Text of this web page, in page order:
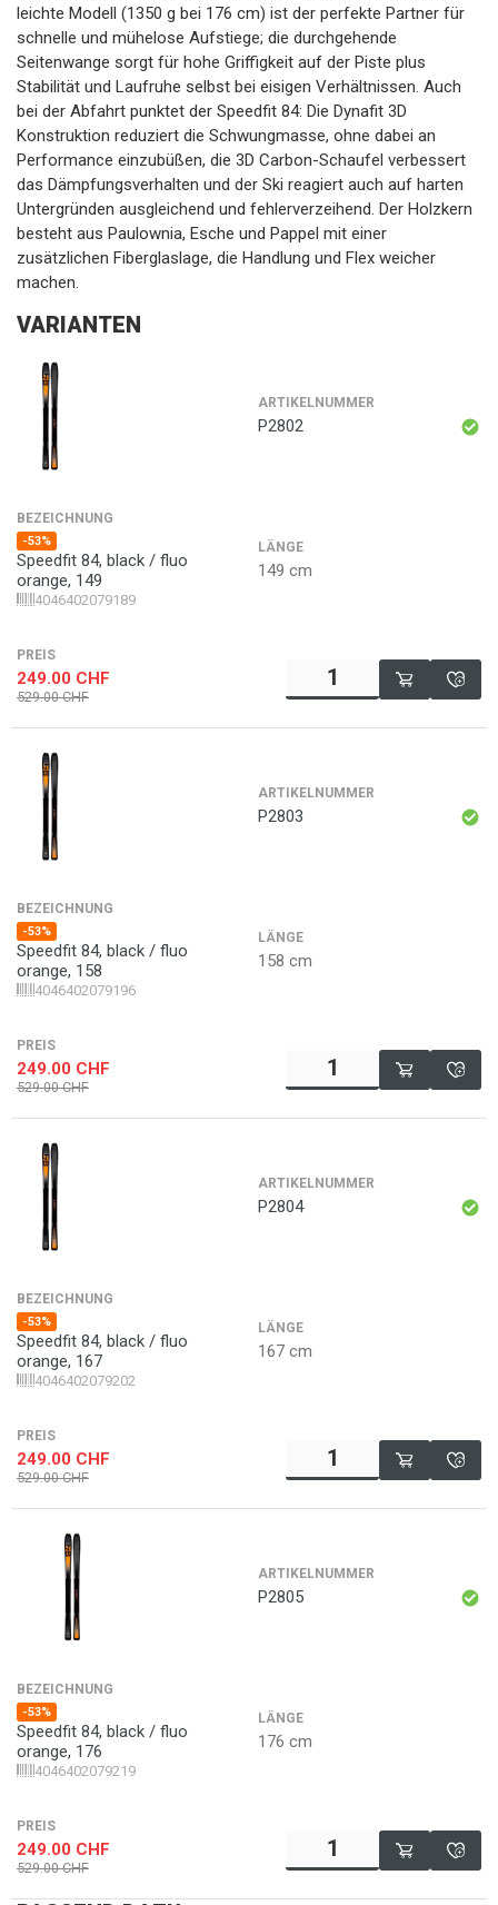
leichte Modell (1350 g bei 176 cm) ist der perfekte Partner für
schnelle und mühelose Aufstiege; die durchgehende
Seitenwange sorgt für hohe Griffigkeit auf der Piste plus
Stabilität und Laufruhe selbst bei eisigen Verhältnissen. Auch
bei der Abfahrt punktet der Speedfit 84: Die Dynafit 3D
Konstruktion reduziert die Schwungmasse, ohne dabei an
Performance einzubüßen, die 3D Carbon-Schaufel verbessert
das Dämpfungsverhalten und der Ski reagiert auch auf harten
Untergründen ausgleichend und fehlerverzeihend. Der Holzkern
besteht aus Paulownia, Esche und Pappel mit einer
zusätzlichen Fiberglaslage, die Handlung und Flex weicher
machen.
VARIANTEN
ARTIKELNUMMER
P2802
BEZEICHNUNG
-53%
Speedfit 84, black / fluo
orange, 149
4046402079189
LÄNGE
149 cm
PREIS
249.00 CHF
529.00 CHF
ARTIKELNUMMER
P2803
BEZEICHNUNG
-53%
Speedfit 84, black / fluo
orange, 158
4046402079196
LÄNGE
158 cm
PREIS
249.00 CHF
529.00 CHF
ARTIKELNUMMER
P2804
BEZEICHNUNG
-53%
Speedfit 84, black / fluo
orange, 167
4046402079202
LÄNGE
167 cm
PREIS
249.00 CHF
529.00 CHF
ARTIKELNUMMER
P2805
BEZEICHNUNG
-53%
Speedfit 84, black / fluo
orange, 176
4046402079219
LÄNGE
176 cm
PREIS
249.00 CHF
529.00 CHF